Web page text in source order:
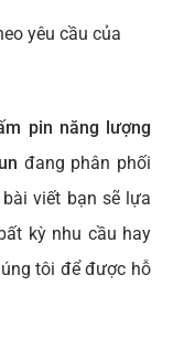
yêu cầu của
pin năng lượng
đang phân phối
viết bạn sẽ lựa
kỳ nhu cầu hay
tôi để được hỗ